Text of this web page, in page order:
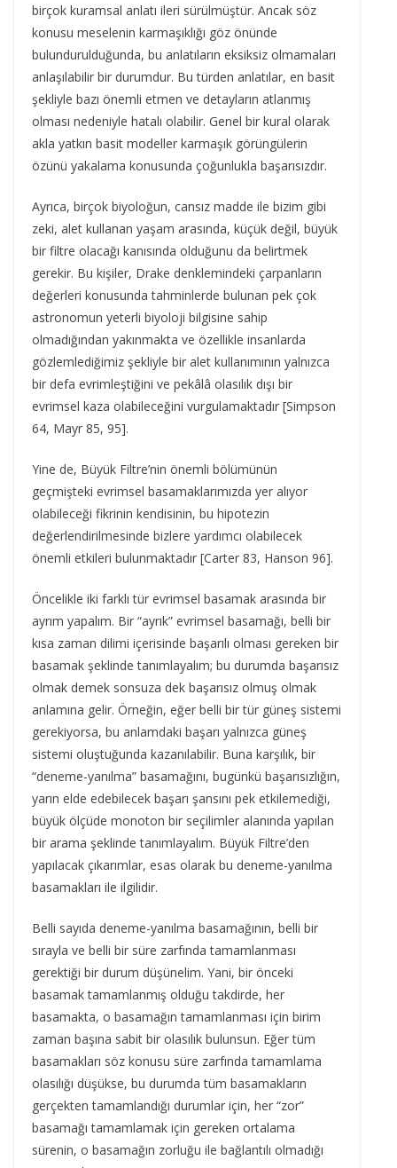
birçok kuramsal anlatı ileri sürülmüştür. Ancak söz
konusu meselenin karmaşıklığı göz önünde
bulundurulduğunda, bu anlatıların eksiksiz olmamaları
anlaşılabilir bir durumdur. Bu türden anlatılar, en basit
şekliyle bazı önemli etmen ve detayların atlanmış
olması nedeniyle hatalı olabilir. Genel bir kural olarak
akla yatkın basit modeller karmaşık görüngülerin
özünü yakalama konusunda çoğunlukla başarısızdır.
Ayrıca, birçok biyoloğun, cansız madde ile bizim gibi
zeki, alet kullanan yaşam arasında, küçük değil, büyük
bir filtre olacağı kanısında olduğunu da belirtmek
gerekir. Bu kişiler, Drake denklemindeki çarpanların
değerleri konusunda tahminlerde bulunan pek çok
astronomun yeterli biyoloji bilgisine sahip
olmadığından yakınmakta ve özellikle insanlarda
gözlemlediğimiz şekliyle bir alet kullanımının yalnızca
bir defa evrimleştiğini ve pekâlâ olasılık dışı bir
evrimsel kaza olabileceğini vurgulamaktadır [Simpson
64, Mayr 85, 95].
Yine de, Büyük Filtre’nin önemli bölümünün
geçmişteki evrimsel basamaklarımızda yer alıyor
olabileceği fikrinin kendisinin, bu hipotezin
değerlendirilmesinde bizlere yardımcı olabilecek
önemli etkileri bulunmaktadır [Carter 83, Hanson 96].
Öncelikle iki farklı tür evrimsel basamak arasında bir
ayrım yapalım. Bir “ayrık” evrimsel basamağı, belli bir
kısa zaman dilimi içerisinde başarılı olması gereken bir
basamak şeklinde tanımlayalım; bu durumda başarısız
olmak demek sonsuza dek başarısız olmuş olmak
anlamına gelir. Örneğin, eğer belli bir tür güneş sistemi
gerekiyorsa, bu anlamdaki başarı yalnızca güneş
sistemi oluştuğunda kazanılabilir. Buna karşılık, bir
“deneme-yanılma” basamağını, bugünkü başarısızlığın,
yarın elde edebilecek başarı şansını pek etkilemediği,
büyük ölçüde monoton bir seçilimler alanında yapılan
bir arama şeklinde tanımlayalım. Büyük Filtre’den
yapılacak çıkarımlar, esas olarak bu deneme-yanılma
basamakları ile ilgilidir.
Belli sayıda deneme-yanılma basamağının, belli bir
sırayla ve belli bir süre zarfında tamamlanması
gerektiği bir durum düşünelim. Yani, bir önceki
basamak tamamlanmış olduğu takdirde, her
basamakta, o basamağın tamamlanması için birim
zaman başına sabit bir olasılık bulunsun. Eğer tüm
basamakları söz konusu süre zarfında tamamlama
olasılığı düşükse, bu durumda tüm basamakların
gerçekten tamamlandığı durumlar için, her “zor”
basamağı tamamlamak için gereken ortalama
sürenin, o basamağın zorluğu ile bağlantılı olmadığı